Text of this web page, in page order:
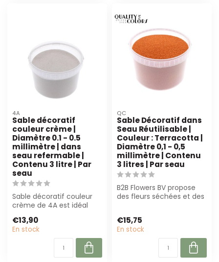
4A
Sable décoratif
couleur crème |
Diamètre 0.1 - 0.5
millimètre | dans
seau refermable |
Contenu 3 litre | Par
seau
Sable décoratif couleur
crème de 4A est idéal
décoration...
€13,90
En stock
QC
Sable Décoratif dans
Seau Réutilisable |
Couleur : Terracotta |
Diamètre 0,1 - 0,5
millimètre | Contenu
3 litres | Par seau
B2B Flowers BV propose
des fleurs séchées et des
€15,75
En stock